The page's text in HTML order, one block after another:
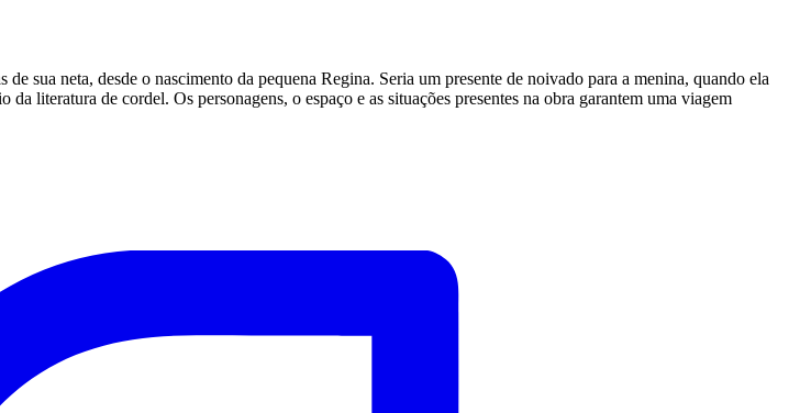
sua neta, desde o nascimento da pequena Regina. Seria um presente de noivado para a menina, quando ela
literatura de cordel. Os personagens, o espaço e as situações presentes na obra garantem uma viagem